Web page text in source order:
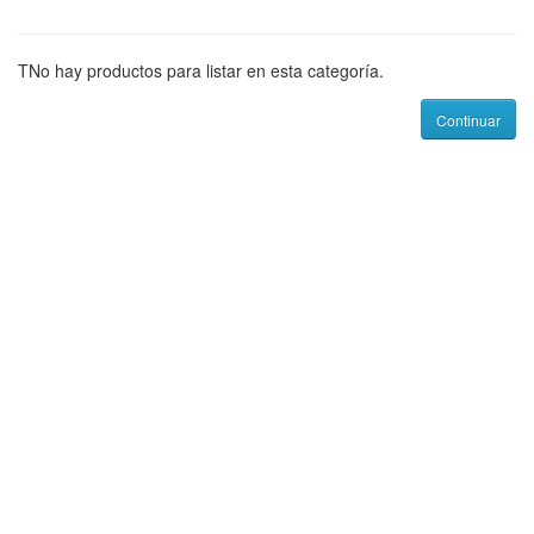
TNo hay productos para listar en esta categoría.
Continuar